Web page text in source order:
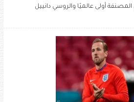
المصنفة أولى عالميًا والروسي دانييل